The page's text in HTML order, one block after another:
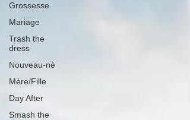
Grossesse
Mariage
Trash the
dress
Nouveau-né
Mère/Fille
Day After
Smash the